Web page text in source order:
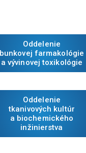
Oddelenie
bunkovej farmakológie
a vývinovej toxikológie
Oddelenie
tkanivových kultúr
a biochemického
inžinierstva